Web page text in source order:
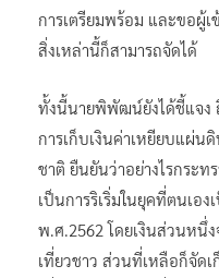
การเตรียมพร้อม และขอผู้
สิ่งเหล่านี้ก็สามารถจัดได้
ทั้งนี้นายพิพัฒน์ยังได้ชี้แจง
การเก็บเงินค่าเหยียบแผ่น
ชาติ ยืนยันว่าอย่างไรกระท
เป็นการริเริ่มในยุคที่ตนเอ
พ.ศ.2562 โดยเงินส่วนหนึ่
เที่ยวชาว ส่วนที่เหลือก็จัด